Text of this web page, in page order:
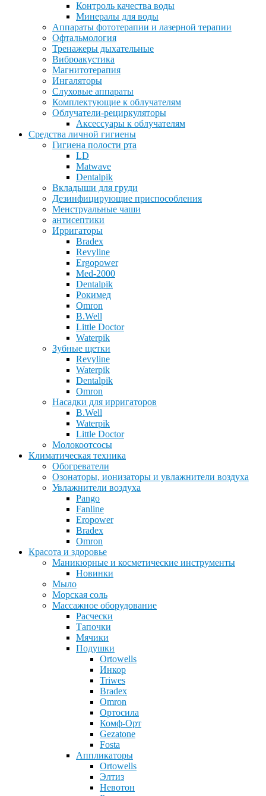
Контроль качества воды
Минералы для воды
Аппараты фототерапии и лазерной терапии
Офтальмология
Тренажеры дыхательные
Виброакустика
Магнитотерапия
Ингаляторы
Слуховые аппараты
Комплектующие к облучателям
Облучатели-рециркуляторы
Аксессуары к облучателям
Средства личной гигиены
Гигиена полости рта
LD
Matwave
Dentalpik
Вкладыши для груди
Дезинфицирующие приспособления
Менструальные чаши
антисептики
Ирригаторы
Bradex
Revyline
Ergopower
Med-2000
Dentalpik
Рокимед
Omron
B.Well
Little Doctor
Waterpik
Зубные щетки
Revyline
Waterpik
Dentalpik
Omron
Насадки для ирригаторов
B.Well
Waterpik
Little Doctor
Молокоотсосы
Климатическая техника
Обогреватели
Озонаторы, ионизаторы и увлажнители воздуха
Увлажнители воздуха
Pango
Fanline
Eropower
Bradex
Omron
Красота и здоровье
Маникюрные и косметические инструменты
Новинки
Мыло
Морская соль
Массажное оборудование
Расчески
Тапочки
Мячики
Подушки
Ortowells
Инкор
Triwes
Bradex
Omron
Ортосила
Комф-Орт
Gezatone
Fosta
Аппликаторы
Ortowells
Элтиз
Невотон